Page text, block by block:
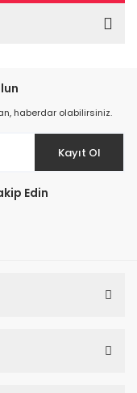
haberdar olabilirsiniz.
Kayıt Ol
Edin